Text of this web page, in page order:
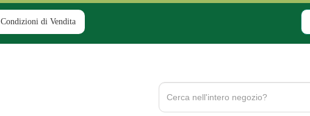
Condizioni di Vendita
Cerca
Prodotto